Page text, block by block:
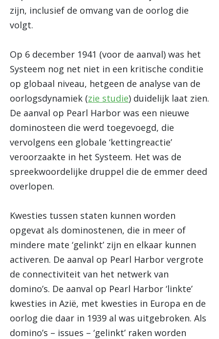
zijn, inclusief de omvang van de oorlog die
volgt.
Op 6 december 1941 (voor de aanval) was het
Systeem nog net niet in een kritische conditie
op globaal niveau, hetgeen de analyse van de
oorlogsdynamiek (zie studie) duidelijk laat zien.
De aanval op Pearl Harbor was een nieuwe
dominosteen die werd toegevoegd, die
vervolgens een globale ‘kettingreactie’
veroorzaakte in het Systeem. Het was de
spreekwoordelijke druppel die de emmer deed
overlopen.
Kwesties tussen staten kunnen worden
opgevat als dominostenen, die in meer of
mindere mate ‘gelinkt’ zijn en elkaar kunnen
activeren. De aanval op Pearl Harbor vergrote
de connectiviteit van het netwerk van
domino’s. De aanval op Pearl Harbor ‘linkte’
kwesties in Azië, met kwesties in Europa en de
oorlog die daar in 1939 al was uitgebroken. Als
domino’s – issues – ‘gelinkt’ raken worden